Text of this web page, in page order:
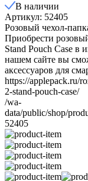
В наличии
Артикул: 52405
Розовый чехол-
Приобрести
Stand Pouch Case в
нашем сайте вы
аксессуаров для
https://applepack.ru/
2-stand-pouch-case/
/wa-
data/public/shop/
52405